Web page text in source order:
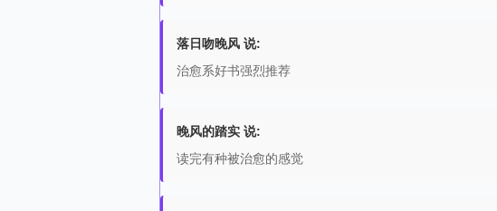
落日吻晚风 说:
治愈系好书强烈推荐
晚风的踏实 说:
读完有种被治愈的感觉